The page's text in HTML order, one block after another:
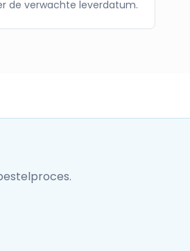
de verwachte leverdatum.